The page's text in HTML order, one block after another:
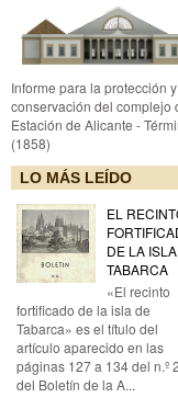
Informe para la protección y
conservación del complejo
Estación de Alicante -
(1858)
LO MÁS LEÍDO
EL
DE LA
TABARCA
«El recinto
fortificado de la isla de
Tabarca» es el título del
artículo aparecido en las
páginas 127 a 134 del n.º
del Boletín de la A...